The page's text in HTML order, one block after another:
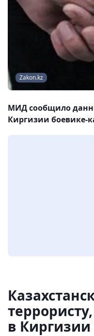
Zakon.kz
МИД сообщило
Киргизии боевике-
в Киргизии